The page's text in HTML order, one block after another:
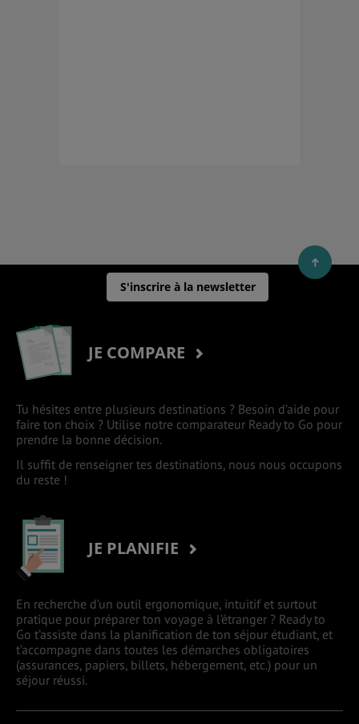
S'inscrire à la newsletter
JE COMPARE
Tu hésites entre plusieurs destinations ? Besoin d’aide pour
faire ton choix ? Utilise notre comparateur Ready to Go pour
prendre la bonne décision.
Il suffit de renseigner tes destinations, nous nous occupons
du reste !
JE PLANIFIE
En recherche d’un outil ergonomique, intuitif et surtout
pratique pour préparer ton voyage à l’étranger ? Ready to
Go t’assiste dans la planification de ton séjour étudiant, et
t’accompagne dans toutes les démarches obligatoires
(assurances, papiers, billets, hébergement, etc.) pour un
séjour réussi.